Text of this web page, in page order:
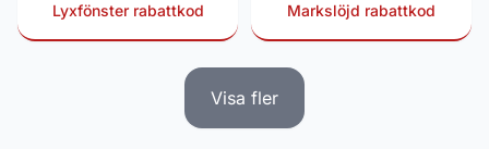
Lyxfönster rabattkod Markslöjd rabattkod
Visa fler